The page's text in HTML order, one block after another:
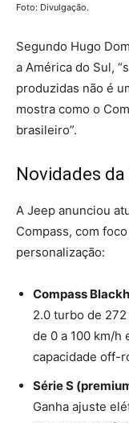
Foto: Divulgação.
Segundo Hugo
a América do Sul,
produzidas não é
mostra como o
brasileiro”.
Novidades
A Jeep anunciou
Compass, com
personalização:
Compass
2.0 turbo de
de 0 a 100 km/h
capacidade off-
Série S
Ganha ajuste